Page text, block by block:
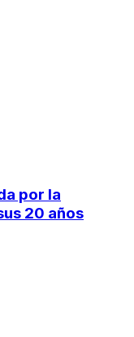
por la
20 años